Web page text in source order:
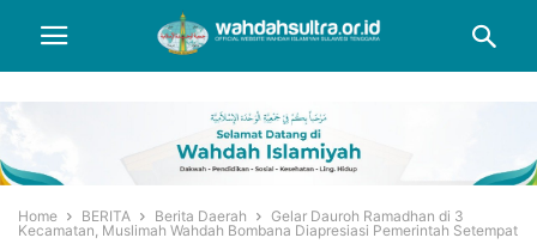
Home BERITA Berita Daerah
Gelar Dauroh Ramadhan di 3
Kecamatan, Muslimah Wahdah Bombana Diapresiasi Pemerintah Setempat